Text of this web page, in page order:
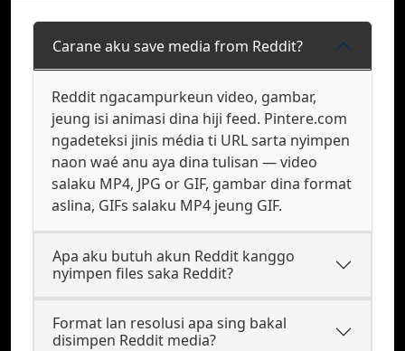
Carane aku save media from Reddit?
Reddit ngacampurkeun video, gambar,
jeung isi animasi dina hiji feed. Pintere.com
ngadeteksi jinis média ti URL sarta nyimpen
naon waé anu aya dina tulisan — video
salaku MP4, JPG or GIF, gambar dina format
aslina, GIFs salaku MP4 jeung GIF.
Apa aku butuh akun Reddit kanggo
nyimpen files saka Reddit?
Format lan resolusi apa sing bakal
disimpen Reddit media?